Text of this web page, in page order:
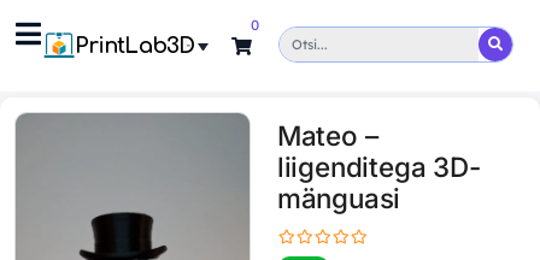
PrintLab3D
0
Mateo –
liigenditega 3D-
mänguasi